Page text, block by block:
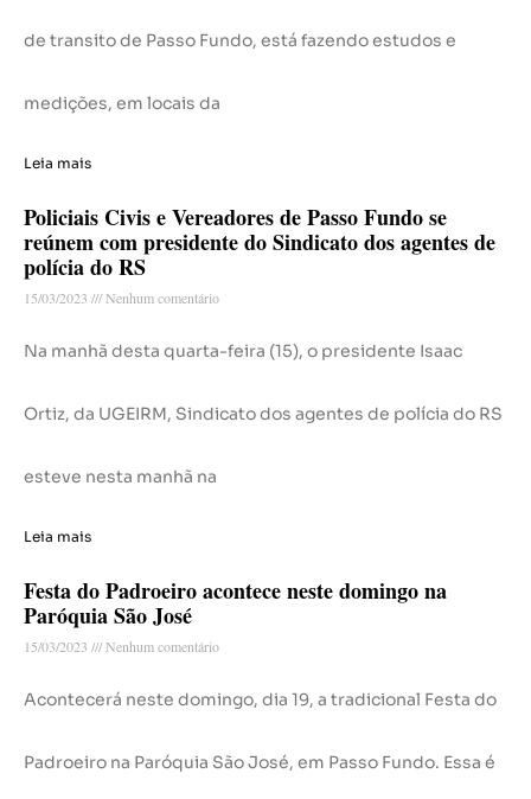
de transito de Passo Fundo, está fazendo estudos e
medições, em locais da
Leia mais
Policiais Civis e Vereadores de Passo Fundo se
reúnem com presidente do Sindicato dos agentes de
polícia do RS
15/03/2023 Nenhum comentário
Na manhã desta quarta-feira (15), o presidente Isaac
Ortiz, da UGEIRM, Sindicato dos agentes de polícia do RS
esteve nesta manhã na
Leia mais
Festa do Padroeiro acontece neste domingo na
Paróquia São José
15/03/2023 Nenhum comentário
Acontecerá neste domingo, dia 19, a tradicional Festa do
Padroeiro na Paróquia São José, em Passo Fundo. Essa é